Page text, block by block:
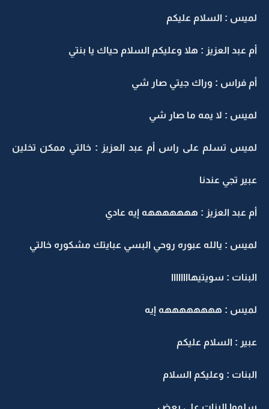
لميس : السلام عليكم
أم عبد العزيز : هلا وعليكم السلام حياك يا بنتي
أم فراس : وراك جيتي صار شي
لميس : لا يمه ما صار شي
لميس تسلم على راس أم عبد العزيز : خالتي ممكن تخلين
عبير تجي عندنا
أم عبد العزيز : هههههههه إيه عادي
لميس : يالله عبوره روحي البسي عبايتك مشكوره خالتي
البنات : سويتيهاااااااا
لميس : ههههههههه إيه
عبير : السلام عليكم
البنات : وعليكم السلام
سلموا البنات على بعض